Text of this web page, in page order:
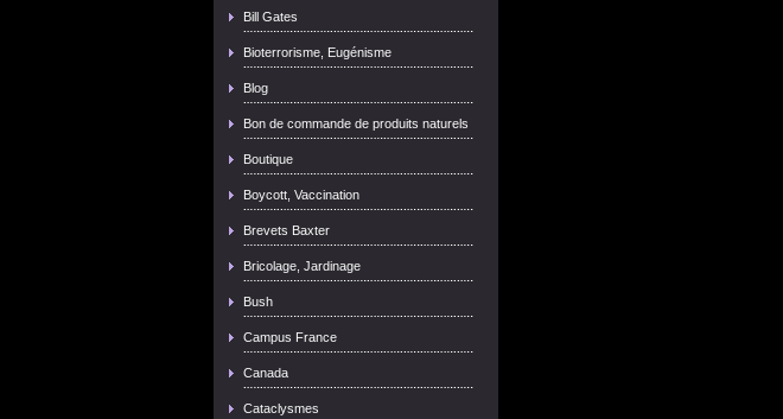
Bill Gates
Bioterrorisme, Eugénisme
Blog
Bon de commande de produits naturels
Boutique
Boycott, Vaccination
Brevets Baxter
Bricolage, Jardinage
Bush
Campus France
Canada
Cataclysmes